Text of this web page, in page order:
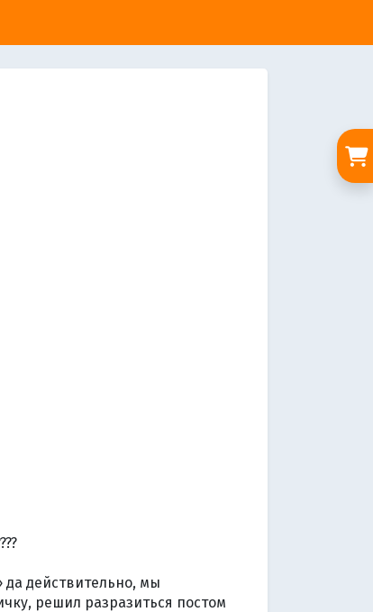
да действительно, мы
решил разразиться постом